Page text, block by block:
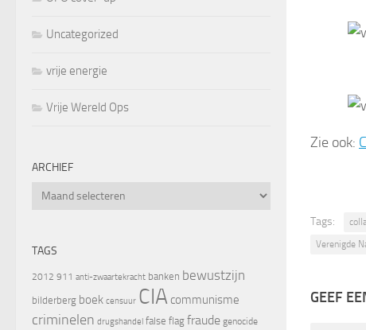
Zie ook:
Tags:
Verenigde
GEEF
Uncategorized
vrije energie
Vrije Wereld Ops
ARCHIEF
Archief
TAGS
2012 911 anti-zwaartekracht banken bewustzijn
bilderberg boek censuur CIA communisme
criminelen drugshandel false flag fraude genocide